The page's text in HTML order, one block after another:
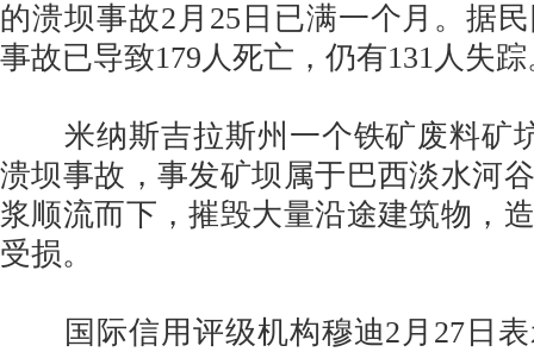
的溃坝事故2月25日已满一个月。据
事故已导致179人死亡，仍有131人失踪
米纳斯吉拉斯州一个铁矿废料矿
溃坝事故，事发矿坝属于巴西淡水河
浆顺流而下，摧毁大量沿途建筑物，
受损。
国际信用评级机构穆迪2月27日表